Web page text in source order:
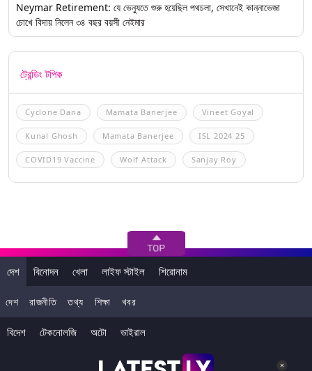
Neymar Retirement: যে ভেন্যুতে শুরু হয়েছিল পথচলা, সেখানেই কান্নাভেজা
চোখে বিদায় নিলেন ৩৪ বছর বয়সী নেইমার
ট্রেন্ডিং টপিক
Cyclone Dana Mamata Banerjee Vineet Goyal
Kunal Ghosh Mamata Banerjee ISL 2024 25
COVID19 Vaccine Wolf Attack Sanjay Roy
দেশ বিনোদন খেলা লাইফ স্টাইল শিরোনাম
দেশ রাজনীতি তথ্য শিক্ষা খবর
বিদেশ টেকনোলজি অটো ভাইরাল